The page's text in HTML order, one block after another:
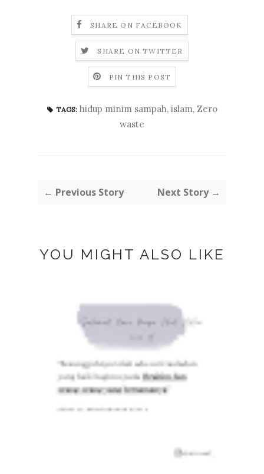
SHARE ON FACEBOOK
SHARE ON TWITTER
PIN THIS POST
TAGS: hidup minim sampah, islam, Zero
waste
← Previous Story Next Story →
YOU MIGHT ALSO LIKE